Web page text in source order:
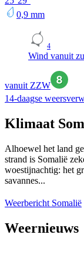
0,9 mm
4
Wind vanuit
vanuit ZZW
14-daagse
Klimaat
Alhoewel het land
strand is Somalië
woestijnachtig: het
savannes...
Weerbericht Somalië
Weernieuws